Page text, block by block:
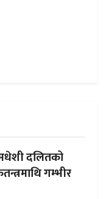
दलितको
गम्भीर